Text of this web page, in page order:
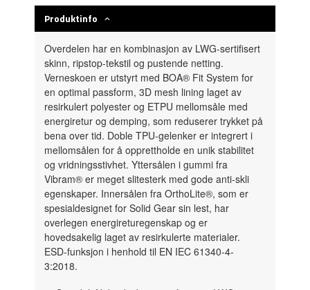
Produktinfo
Overdelen har en kombinasjon av LWG-sertifisert
skinn, ripstop-tekstil og pustende netting.
Verneskoen er utstyrt med BOA® Fit System for
en optimal passform, 3D mesh lining laget av
resirkulert polyester og ETPU mellomsåle med
energiretur og demping, som reduserer trykket på
bena over tid. Doble TPU-gelenker er integrert i
mellomsålen for å opprettholde en unik stabilitet
og vridningsstivhet. Yttersålen i gummi fra
Vibram® er meget slitesterk med gode anti-skli
egenskaper. Innersålen fra OrthoLite®, som er
spesialdesignet for Solid Gear sin lest, har
overlegen energireturegenskap og er
hovedsakelig laget av resirkulerte materialer.
ESD-funksjon i henhold til EN IEC 61340-4-
3:2018.